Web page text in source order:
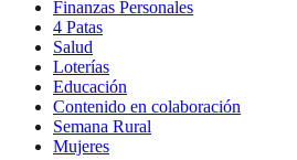
Finanzas Personales
4 Patas
Salud
Loterías
Educación
Contenido en colaboración
Semana Rural
Mujeres